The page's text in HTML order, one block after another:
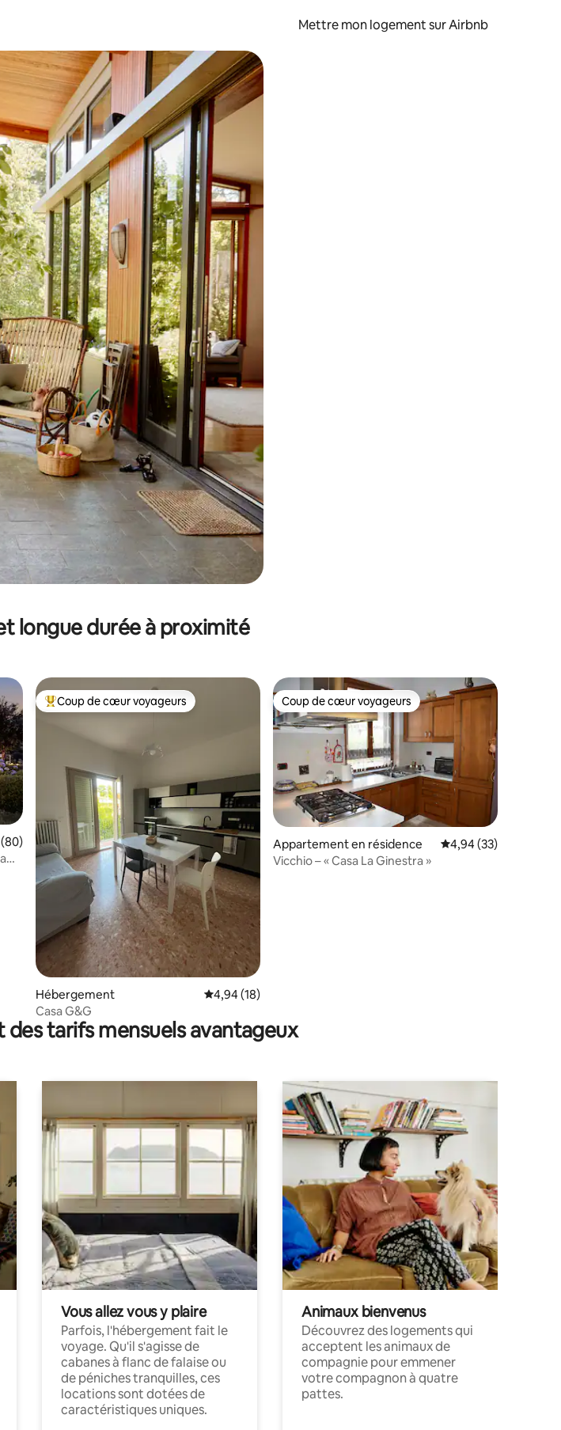
Mettre mon logement sur Airbnb
les parcourir ou en appuyant et en faisant glisser.
longue durée à proximité
: 4,92 sur 5
moyenne sur la base de 80 commentaires : 4,98 sur 5
Coups de cœur voyageurs les plus appréciés
Coup de cœur voyageurs
Hébergement Évaluation moyenne sur la base de 18 commentaires : 4,94 sur 5
4,94 (18)
Casa G&G
Coup de cœur voyageurs
Coup de cœur voyageurs
Appartement en résidence Évaluation moyenne
4,94 (33)
Vicchio – « Casa La Ginestra »
tarifs mensuels avantageux
Vous allez vous y plaire
Parfois, l'hébergement fait le
voyage. Qu'il s'agisse de
cabanes à flanc de falaise ou
de péniches tranquilles, ces
locations sont dotées de
caractéristiques uniques.
Animaux bienvenus
Découvrez des logements qui
acceptent les animaux de
compagnie pour emmener
votre compagnon à quatre
pattes.